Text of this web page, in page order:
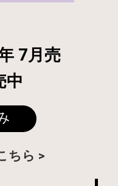
7月売
ちら